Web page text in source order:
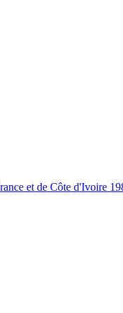
et de Côte d'Ivoire